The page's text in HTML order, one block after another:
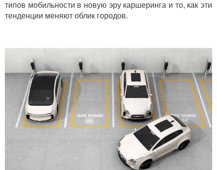
типов мобильности в новую эру каршеринга и то, как эти
тенденции меняют облик городов.